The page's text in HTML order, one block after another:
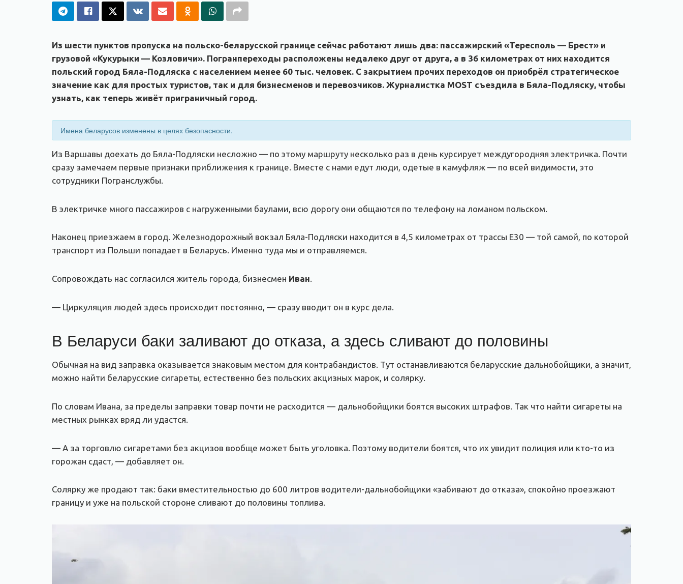
Из шести пунктов пропуска на польско-беларусской границе сейчас работают лишь два: пассажирский «Тересполь — Брест» и
грузовой «Кукурыки — Козловичи». Погранпереходы расположены недалеко друг от друга, а в 36 километрах от них находится
польский город Бяла-Подляска с населением менее 60 тыс. человек. С закрытием прочих переходов он приобрёл стратегическое
значение как для простых туристов, так и для бизнесменов и перевозчиков. Журналистка MOST съездила в Бяла-Подляску, чтобы
узнать, как теперь живёт приграничный город.
Имена беларусов изменены в целях безопасности.
Из Варшавы доехать до Бяла-Подляски несложно — по этому маршруту несколько раз в день курсирует междугородняя электричка. Почти
сразу замечаем первые признаки приближения к границе. Вместе с нами едут люди, одетые в камуфляж — по всей видимости, это
сотрудники Погранслужбы.
В электричке много пассажиров с нагруженными баулами, всю дорогу они общаются по телефону на ломаном польском.
Наконец приезжаем в город. Железнодорожный вокзал Бяла-Подляски находится в 4,5 километрах от трассы Е30 — той самой, по которой
транспорт из Польши попадает в Беларусь. Именно туда мы и отправляемся.
Сопровождать нас согласился житель города, бизнесмен Иван.
— Циркуляция людей здесь происходит постоянно, — сразу вводит он в курс дела.
В Беларуси баки заливают до отказа, а здесь сливают до половины
Обычная на вид заправка оказывается знаковым местом для контрабандистов. Тут останавливаются беларусские дальнобойщики, а значит,
можно найти беларусские сигареты, естественно без польских акцизных марок, и солярку.
По словам Ивана, за пределы заправки товар почти не расходится — дальнобойщики боятся высоких штрафов. Так что найти сигареты на
местных рынках вряд ли удастся.
— А за торговлю сигаретами без акцизов вообще может быть уголовка. Поэтому водители боятся, что их увидит полиция или кто-то из
горожан сдаст, — добавляет он.
Солярку же продают так: баки вместительностью до 600 литров водители-дальнобойщики «забивают до отказа», спокойно проезжают
границу и уже на польской стороне сливают до половины топлива.